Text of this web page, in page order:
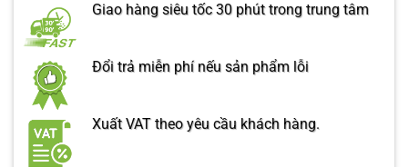
Giao hàng siêu tốc 30 phút trong trung tâm
Đổi trả miễn phí nếu sản phẩm lỗi
Xuất VAT theo yêu cầu khách hàng.